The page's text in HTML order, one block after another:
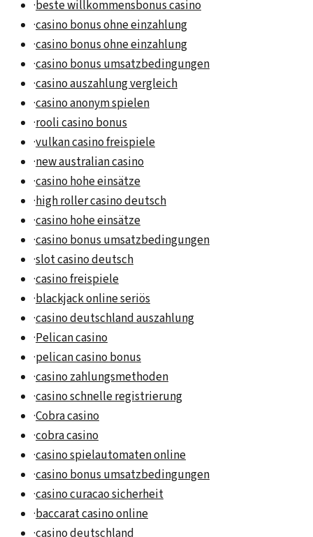
·beste willkommensbonus casino
·casino bonus ohne einzahlung
·casino bonus ohne einzahlung
·casino bonus umsatzbedingungen
·casino auszahlung vergleich
·casino anonym spielen
·rooli casino bonus
·vulkan casino freispiele
·new australian casino
·casino hohe einsätze
·high roller casino deutsch
·casino hohe einsätze
·casino bonus umsatzbedingungen
·slot casino deutsch
·casino freispiele
·blackjack online seriös
·casino deutschland auszahlung
·Pelican casino
·pelican casino bonus
·casino zahlungsmethoden
·casino schnelle registrierung
·Cobra casino
·cobra casino
·casino spielautomaten online
·casino bonus umsatzbedingungen
·casino curacao sicherheit
·baccarat casino online
·casino deutschland